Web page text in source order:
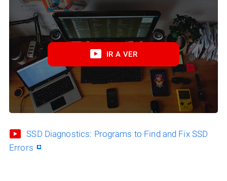
IR A VER
SSD Diagnostics: Programs to Find and Fix SSD
Errors